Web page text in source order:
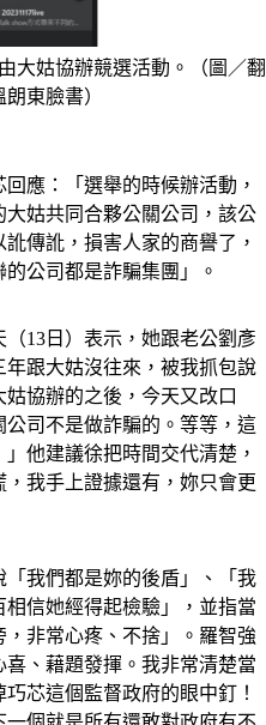
大姑協辦競選活動。（圖／
朗東臉書）
應：「選舉的時候辦活動，
姑共同合夥公關公司，該公
傳訛，損害人家的商譽了，
公司都是詐騙集團」。
13日）表示，她跟老公劉彥
跟大姑沒往來，被我抓包說
協辦的之後，今天又改口
司不是做詐騙的。等等，這
他建議徐把時間交代清楚，
，我手上證據還有，妳只會更
我們都是妳的後盾」、「我
信她經得起檢驗」，並指當
非常心疼、不捨」。羅智強
、藉題發揮。我非常清楚當
芯這個監督政府的眼中釘！